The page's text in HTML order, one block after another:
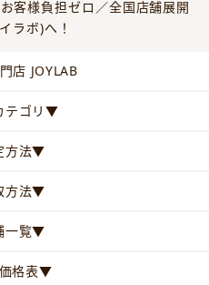
客様負担ゼロ／全国店舗展開
ラボ)へ！
店 JOYLAB
テゴリ▼
方法▼
方法▼
一覧▼
格表▼